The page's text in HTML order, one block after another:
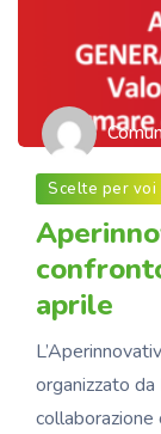
Scelte per voi
aprile
organizzato